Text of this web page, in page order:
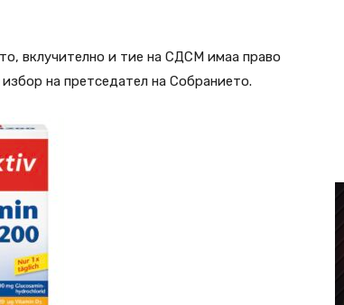
вклучително и тие на СДСМ имаа право
на претседател на Собранието.